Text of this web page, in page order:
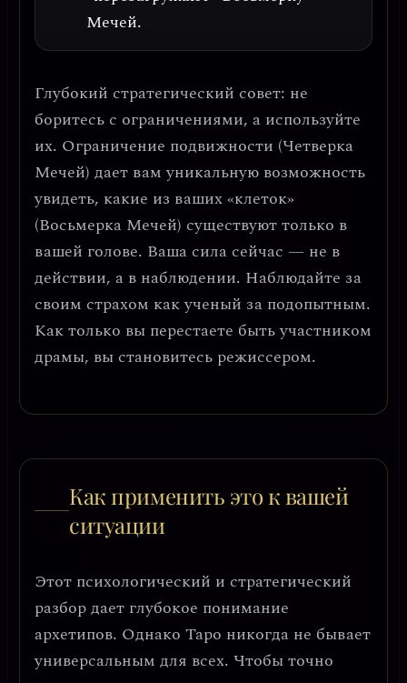
Мечей.
Глубокий стратегический совет: не
боритесь с ограничениями, а используйте
их. Ограничение подвижности (Четверка
Мечей) дает вам уникальную возможность
увидеть, какие из ваших «клеток»
(Восьмерка Мечей) существуют только в
вашей голове. Ваша сила сейчас — не в
действии, а в наблюдении. Наблюдайте за
своим страхом как ученый за подопытным.
Как только вы перестаете быть участником
драмы, вы становитесь режиссером.
Как применить это к вашей
ситуации
Этот психологический и стратегический
разбор дает глубокое понимание
архетипов. Однако Таро никогда не бывает
универсальным для всех. Чтобы точно